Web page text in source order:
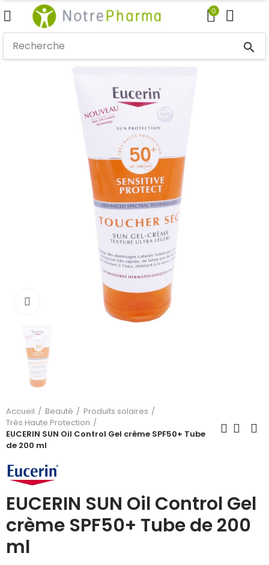
0
search
Cliquez pour agrandir
Accueil Beauté
Produits solaires
Très Haute Protection
EUCERIN SUN Oil Control Gel crème SPF50+ Tube
de 200 ml
EUCERIN SUN Oil Control Gel
crème SPF50+ Tube de 200
ml